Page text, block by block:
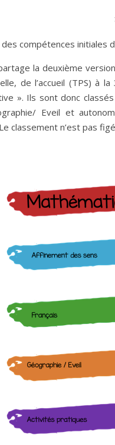
compétences initiales
la deuxième
de l’accueil (TPS) à
». Ils sont donc
Eveil et
classement n’est pas